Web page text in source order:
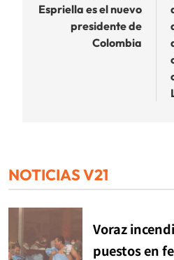
entradas
Espriella es el nuevo
presidente de
Colombia
NOTICIAS V21
Voraz
puestos en